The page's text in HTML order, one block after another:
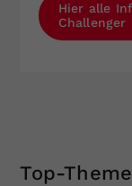
Hier alle
Challenger
Top-